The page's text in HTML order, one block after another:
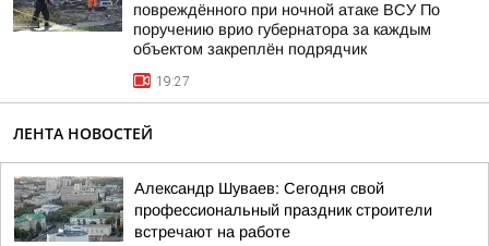
повреждённого при ночной атаке ВСУ По
поручению врио губернатора за каждым
объектом закреплён подрядчик
19:27
ЛЕНТА НОВОСТЕЙ
Александр Шуваев: Сегодня свой
профессиональный праздник строители
встречают на работе